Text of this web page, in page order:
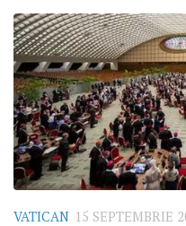
VATICAN 15 SEPTEMBRIE